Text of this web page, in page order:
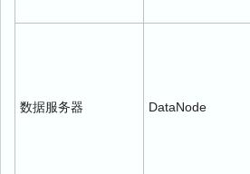
数据服务器 DataNode